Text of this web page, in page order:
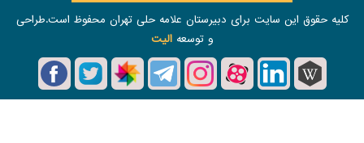
حقوق این سایت برای دبیرستان علامه حلی تهران محفوظ است.طراحی
و توسعهالیت